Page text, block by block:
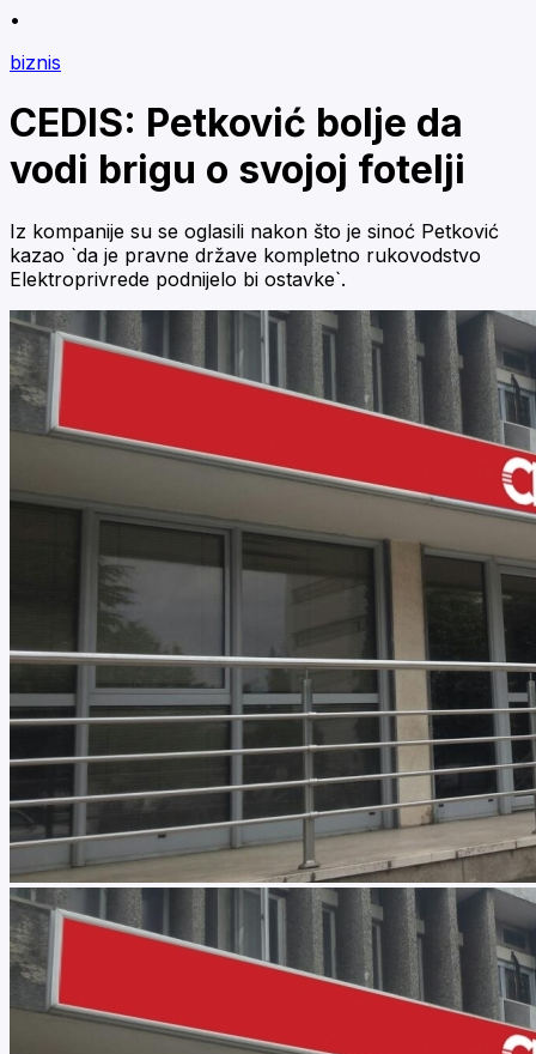
•
biznis
CEDIS: Petković bolje da
vodi brigu o svojoj fotelji
Iz kompanije su se oglasili nakon što je sinoć Petković
kazao `da je pravne države kompletno rukovodstvo
Elektroprivrede podnijelo bi ostavke`.